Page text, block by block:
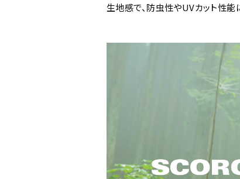
生地感で、防虫性やUVカット性能